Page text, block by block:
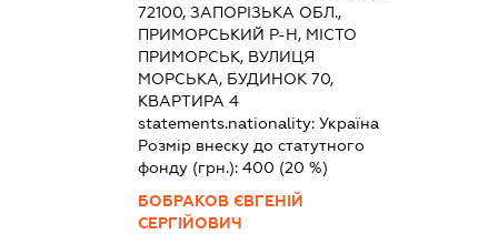
72100, ЗАПОРІЗЬКА ОБЛ.,
ПРИМОРСЬКИЙ Р-Н, МІСТО
ПРИМОРСЬК, ВУЛИЦЯ
МОРСЬКА, БУДИНОК 70,
КВАРТИРА 4
statements.nationality: Україна
Розмір внеску до статутного
фонду (грн.): 400 (20 %)
БОБРАКОВ ЄВГЕНІЙ
СЕРГІЙОВИЧ